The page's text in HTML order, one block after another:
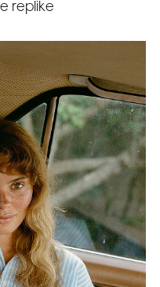
replike